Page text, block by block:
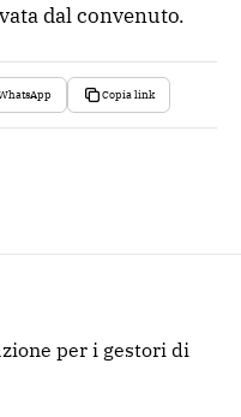
dal convenuto.
Copia link
per i gestori di